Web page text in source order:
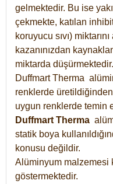
gelmektedir. Bu ise
çekmekte, katılan
koruyucu sıvı)
kazanınızdan
miktarda düşürmektedir.
Duffmart Therma
renklerde
uygun renklerde temin
Duffmart Therma
statik boya
konusu değildir.
Alüminyum malzemesi
göstermektedir.